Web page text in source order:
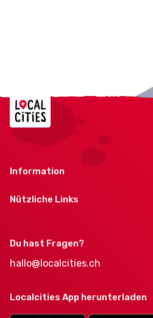
Information
Nützliche Links
Du hast Fragen?
hallo@localcities.ch
Localcities App herunterladen